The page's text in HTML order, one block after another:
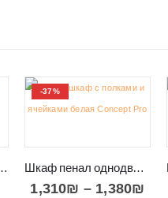
обувницей и зеркалом PR 1
-37%
Шкаф пенал однодверный с открытыми полками Concept Pro 08
1,310₪ – 1,380₪